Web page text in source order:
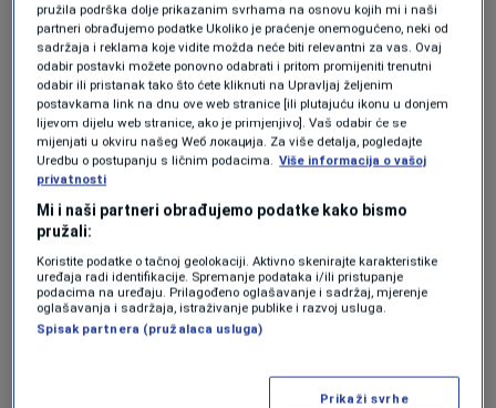
Sputnik/Gavriil Grigorov/Kremlin via REUTERS
Velika Britanija, Francuska, Njemačka,
Italija, Poljska i Španija zajednički su
potvrdile svoju podršku ukrajinskoj
“nezavisnosti, suverenitetu i
teritorijalnom integritetu”. Naglasili su da
“Ukrajina i Evropa moraju biti dio bilo
dobiti “snažne sigurnosne garancije”.
pružila podrška dolje prikazanim svrhama na osnovu kojih mi i naši
partneri obrađujemo podatke Ukoliko je praćenje onemogućeno, neki od
sadržaja i reklama koje vidite možda neće biti relevantni za vas. Ovaj
odabir postavki možete ponovno odabrati i pritom promijeniti trenutni
odabir ili pristanak tako što ćete kliknuti na Upravljaj željenim
postavkama link na dnu ove web stranice [ili plutajuću ikonu u donjem
lijevom dijelu web stranice, ako je primjenjivo]. Vaš odabir će se
mijenjati u okviru našeg Wеб локација. Za više detalja, pogledajte
Uredbu o postupanju s ličnim podacima. Više informacija o vašoj
privatnosti
Mi i naši partneri obrađujemo podatke kako bismo
pružali:
Koristite podatke o tačnoj geolokaciji. Aktivno skenirajte karakteristike
uređaja radi identifikacije. Spremanje podataka i/ili pristupanje
podacima na uređaju. Prilagođeno oglašavanje i sadržaj, mjerenje
oglašavanja i sadržaja, istraživanje publike i razvoj usluga.
Spisak partnera (pružalaca usluga)
Prikaži svrhe